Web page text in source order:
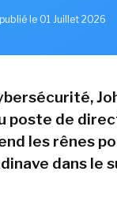
publié le 01 Juillet 2026
poste de
les rênes
dans le